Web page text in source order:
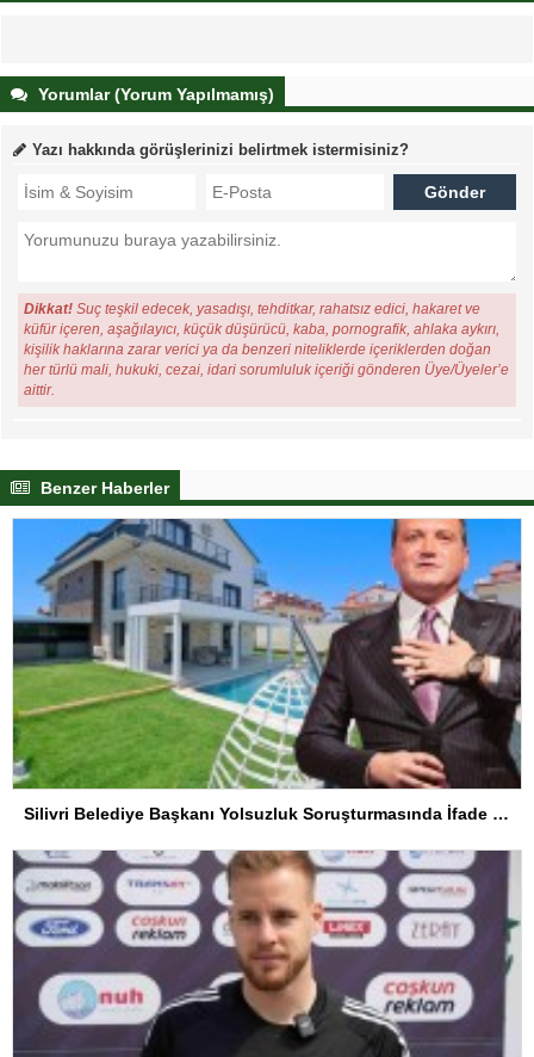
Yorumlar (Yorum Yapılmamış)
Yazı hakkında görüşlerinizi belirtmek istermisiniz?
Dikkat! Suç teşkil edecek, yasadışı, tehditkar, rahatsız edici, hakaret ve
küfür içeren, aşağılayıcı, küçük düşürücü, kaba, pornografik, ahlaka aykırı,
kişilik haklarına zarar verici ya da benzeri niteliklerde içeriklerden doğan
her türlü mali, hukuki, cezai, idari sorumluluk içeriği gönderen Üye/Üyeler’e
aittir.
Benzer Haberler
Silivri Belediye Başkanı Yolsuzluk Soruşturmasında İfade Verdi